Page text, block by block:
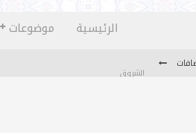
الرئيسية موضوعات